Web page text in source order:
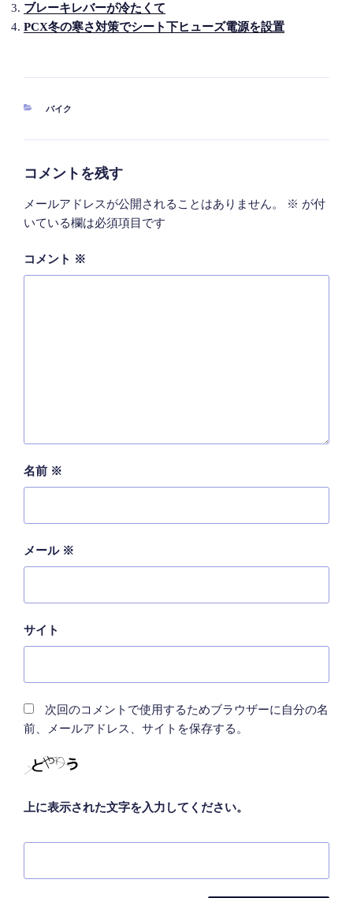
ブレーキレバーが冷たくて
PCX冬の寒さ対策でシート下ヒューズ電源を設置
カ
ー
バイク
コメントを残す
メールアドレスが公開されることはありません。 ※ が付
いている欄は必須項目です
コメント ※
名前 ※
メール ※
サイト
次回のコメントで使用するためブラウザーに自分の名
前、メールアドレス、サイトを保存する。
上に表示された文字を入力してください。